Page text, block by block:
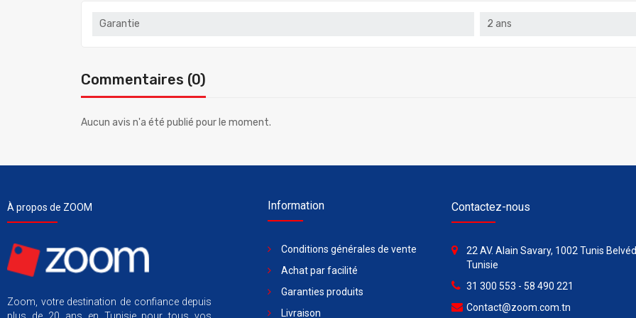
Garantie 2 ans
Commentaires (0)
Aucun avis n'a été publié pour le moment.
À propos de ZOOM
Zoom, votre destination de confiance depuis
Information
Conditions générales de vente
Achat par facilité
Garanties produits
Livraison
Contactez-nous
22 AV. Alain Savary, 1002 Tunis
Tunisie
31 300 553 - 58 490 221
Contact@zoom.com.tn